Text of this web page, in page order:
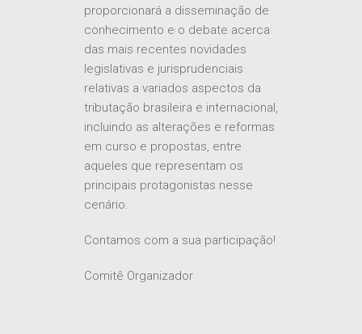
proporcionará a disseminação de
conhecimento e o debate acerca
das mais recentes novidades
legislativas e jurisprudenciais
relativas a variados aspectos da
tributação brasileira e internacional,
incluindo as alterações e reformas
em curso e propostas, entre
aqueles que representam os
principais protagonistas nesse
cenário.
Contamos com a sua participação!
Comitê Organizador